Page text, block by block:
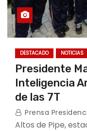
DESTACADO NOTICIAS
Presidente
Inteligencia
de las 7T
Prensa
Altos de Pipe,